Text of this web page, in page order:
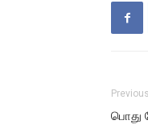
பொது